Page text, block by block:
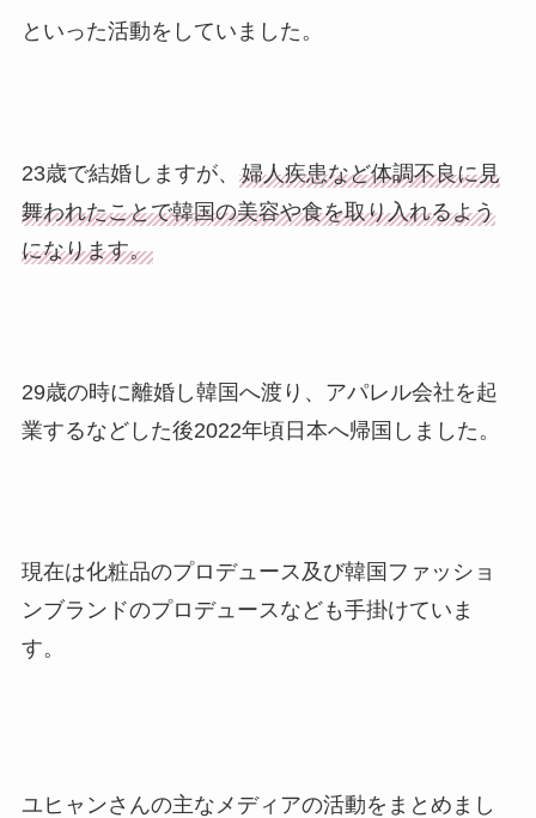
といった活動をしていました。
23歳で結婚しますが、 婦人疾患など体調不良に見
舞われたことで韓国の美容や食を取り入れるよう
になります。
29歳の時に離婚し韓国へ渡り、アパレル会社を起
業するなどした後2022年頃日本へ帰国しました。
現在は化粧品のプロデュース及び韓国ファッショ
ンブランドのプロデュースなども手掛けていま
す。
ユヒャンさんの主なメディアの活動をまとめまし